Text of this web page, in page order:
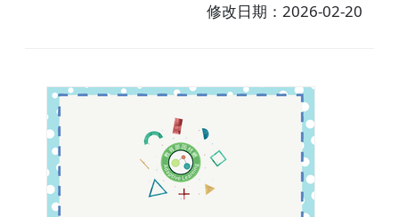
修改日期：2026-02-20